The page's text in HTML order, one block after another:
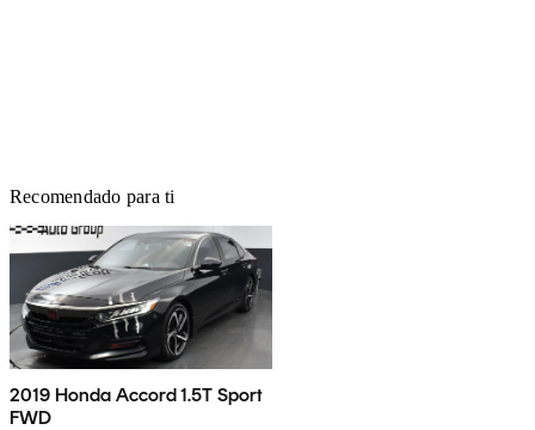
Recomendado para ti
2019 Honda Accord 1.5T Sport
FWD